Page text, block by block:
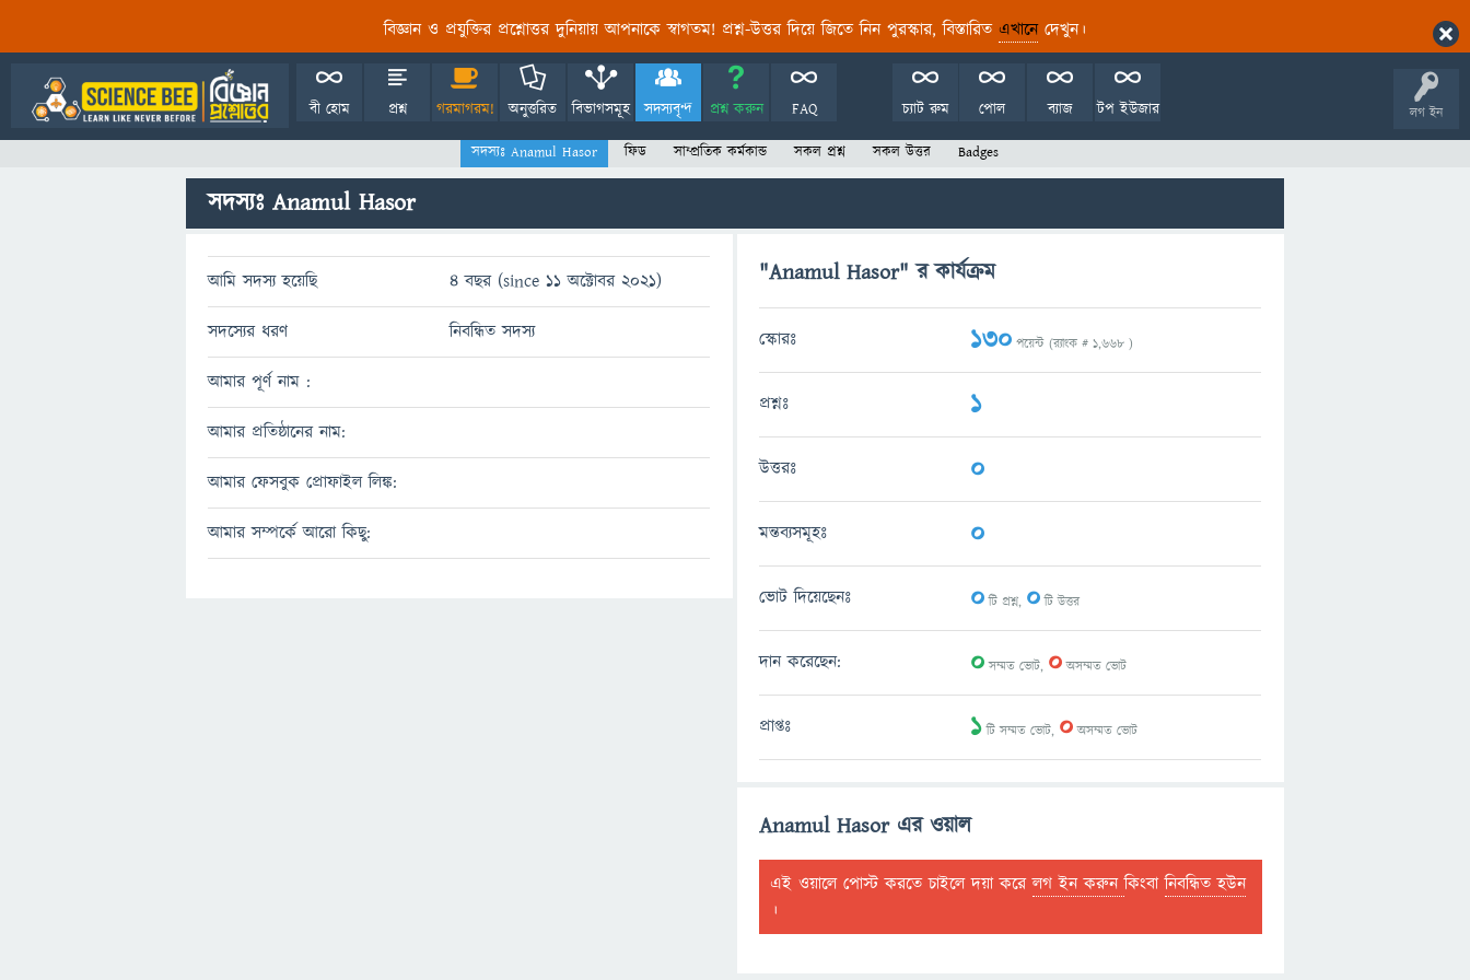
বিজ্ঞান ও প্রযুক্তির প্রশ্নোত্তর দুনিয়ায় আপনাকে স্বাগতম! প্রশ্ন-উত্তর দিয়ে জিতে নিন পুরস্কার, বিস্তারিত এখানেদেখুন।
লগ ইন
বী হোম প্রশ্ন গরমাগরম! অনুত্তরিত বিভাগসমূহ সদস্যবৃন্দ প্রশ্ন করুন FAQ টপ ইউজার
ব্যাজ
পোল
চ্যাট রুম
সদস্যঃ Anamul Hasor ফিড সাম্প্রতিক কর্মকান্ড সকল প্রশ্ন সকল উত্তর Badges
সদস্যঃ Anamul Hasor
আমি সদস্য হয়েছি 4 বছর (since 11 অক্টোবর 2021)
সদস্যের ধরণ নিবন্ধিত সদস্য
আমার পূর্ণ নাম :
আমার প্রতিষ্ঠানের নাম:
আমার ফেসবুক প্রোফাইল লিঙ্ক:
আমার সম্পর্কে আরো কিছু:
"Anamul Hasor" র কার্যক্রম
স্কোরঃ 130 পয়েন্ট (র‌্যাংক #1,668 )
প্রশ্নঃ 1
উত্তরঃ 0
মন্তব্যসমূহঃ 0
ভোট দিয়েছেনঃ 0টি প্রশ্ন, 0টি উত্তর
দান করেছেন: 0সম্মত ভোট, 0অসম্মত ভোট
প্রাপ্তঃ 1টি সম্মত ভোট, 0অসম্মত ভোট
Anamul Hasor এর ওয়াল
এই ওয়ালে পোস্ট করতে চাইলে দয়া করেলগ ইন করুনকিংবানিবন্ধিত হউন
।